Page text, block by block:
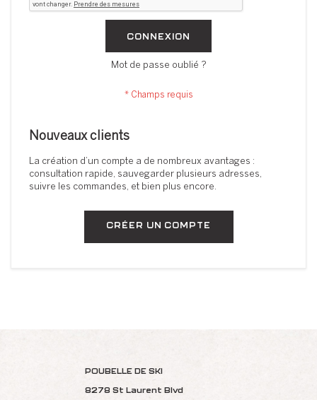
CONNEXION
Mot de passe oublié ?
Nouveaux clients
La création d’un compte a de nombreux avantages :
consultation rapide, sauvegarder plusieurs adresses,
suivre les commandes, et bien plus encore.
CRÉER UN COMPTE
POUBELLE DE SKI
8278 St Laurent Blvd